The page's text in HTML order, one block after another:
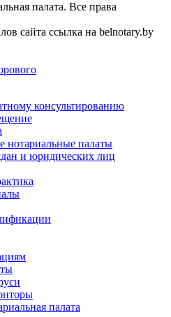
палата. Все права
сайта ссылка на belnotary.by
консультированию
нотариальные палаты
и юридических лиц
палата